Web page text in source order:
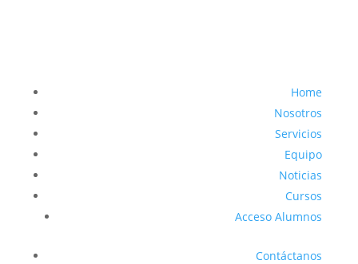
Home
Nosotros
Servicios
Equipo
Noticias
Cursos
Acceso Alumnos
Contáctanos